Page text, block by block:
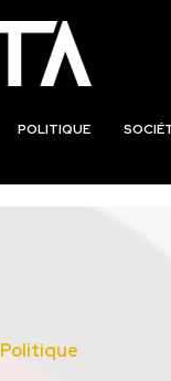
POLITIQUE
Politique